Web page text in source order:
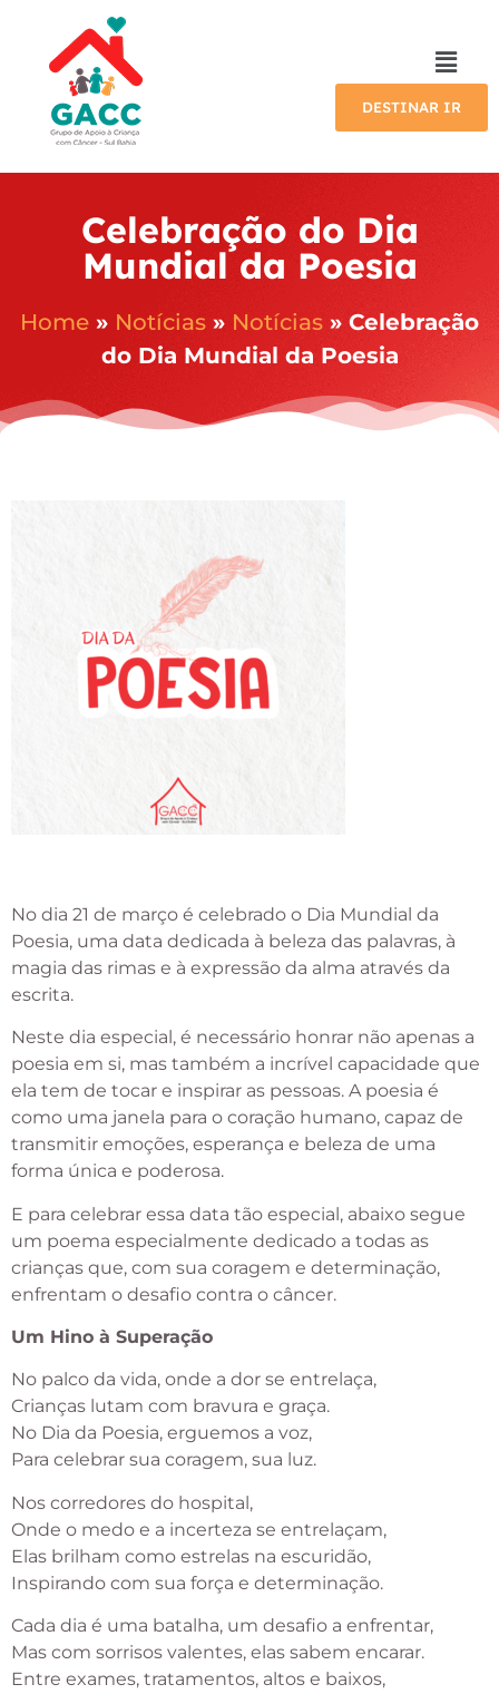
DESTINAR IR
Celebração do Dia
Mundial da Poesia
Home » Notícias » Notícias » Celebração
do Dia Mundial da Poesia
No dia 21 de março é celebrado o Dia Mundial da
Poesia, uma data dedicada à beleza das palavras, à
magia das rimas e à expressão da alma através da
escrita.
Neste dia especial, é necessário honrar não apenas a
poesia em si, mas também a incrível capacidade que
ela tem de tocar e inspirar as pessoas. A poesia é
como uma janela para o coração humano, capaz de
transmitir emoções, esperança e beleza de uma
forma única e poderosa.
E para celebrar essa data tão especial, abaixo segue
um poema especialmente dedicado a todas as
crianças que, com sua coragem e determinação,
enfrentam o desafio contra o câncer.
Um Hino à Superação
No palco da vida, onde a dor se entrelaça,
Crianças lutam com bravura e graça.
No Dia da Poesia, erguemos a voz,
Para celebrar sua coragem, sua luz.
Nos corredores do hospital,
Onde o medo e a incerteza se entrelaçam,
Elas brilham como estrelas na escuridão,
Inspirando com sua força e determinação.
Cada dia é uma batalha, um desafio a enfrentar,
Mas com sorrisos valentes, elas sabem encarar.
Entre exames, tratamentos, altos e baixos,